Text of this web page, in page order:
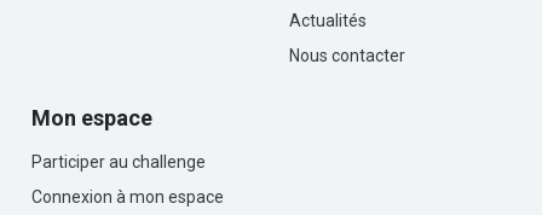
Actualités
Nous contacter
Mon espace
Participer au challenge
Connexion à mon espace